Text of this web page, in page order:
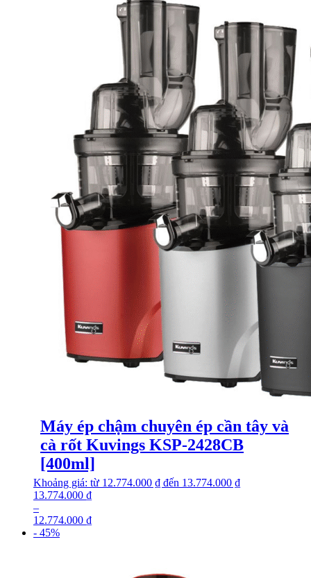
Máy ép chậm chuyên ép cần tây và
cà rốt Kuvings KSP-2428CB
[400ml]
12.774.000 ₫
–
13.774.000 ₫
Khoảng giá: từ 12.774.000 ₫ đến 13.774.000 ₫
- 45%